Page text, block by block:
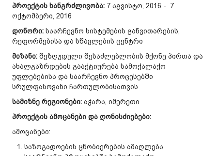
პროექტის ხანგრძლივობა: 7 აგვისტო, 2016 - 7
ოქტომბერი, 2016
დონორი: საარჩევნო სისტემების განვითარების,
რეფორმებისა და სწავლების ცენტრი
მიზანი: შეზღუდული შესაძლებლობის მქონე პირთა და
ახალგაზრდების გააქტიურება სამოქალაქო
უფლებებისა და საარჩევნო პროცესებში
სრულფასოვანი ჩართულობისათვის
სამიზნე რეგიონები: აჭარა, იმერეთი
პროექტის ამოცანები და ღონისძიებები:
ამოცანები:
საზოგადოების ცნობიერების ამაღლება